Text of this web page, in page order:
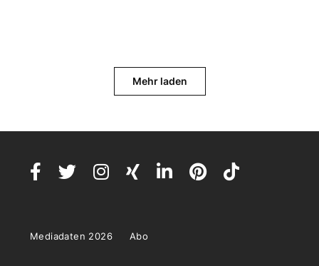
Mehr laden
Mediadaten 2026 Abo